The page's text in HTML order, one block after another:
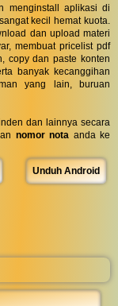
menginstall aplikasi di
kecil hemat kuota.
dan upload materi
membuat pricelist pdf
copy dan paste konten
banyak kecanggihan
yang lain, buruan
dan lainnya secara
nomor nota anda ke
Unduh Android